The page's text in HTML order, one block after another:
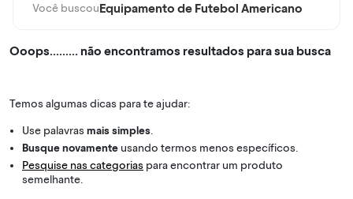
Você buscouEquipamento de Futebol Americano
Ooops......... não encontramos resultados para sua busca
Temos algumas dicas para te ajudar:
Use palavras mais simples.
Busque novamente usando termos menos específicos.
Pesquise nas categorias para encontrar um produto
semelhante.